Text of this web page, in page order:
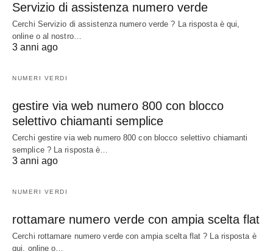
Servizio di assistenza numero verde
Cerchi Servizio di assistenza numero verde ? La risposta è qui,
online o al nostro…
3 anni ago
NUMERI VERDI
gestire via web numero 800 con blocco
selettivo chiamanti semplice
Cerchi gestire via web numero 800 con blocco selettivo chiamanti
semplice ? La risposta è…
3 anni ago
NUMERI VERDI
rottamare numero verde con ampia scelta flat
Cerchi rottamare numero verde con ampia scelta flat ? La risposta è
qui, online o…